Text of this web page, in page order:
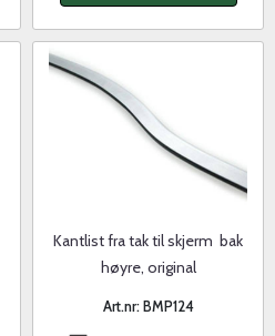
Kantlist fra tak til skjerm  bak
høyre, original
Art.nr: BMP124